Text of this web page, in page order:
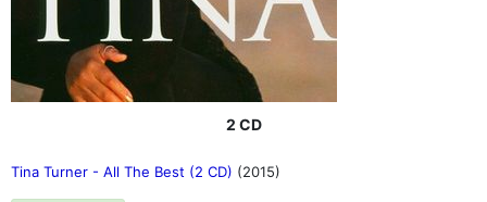
2 CD
Tina Turner - All The Best (2 CD) (2015)